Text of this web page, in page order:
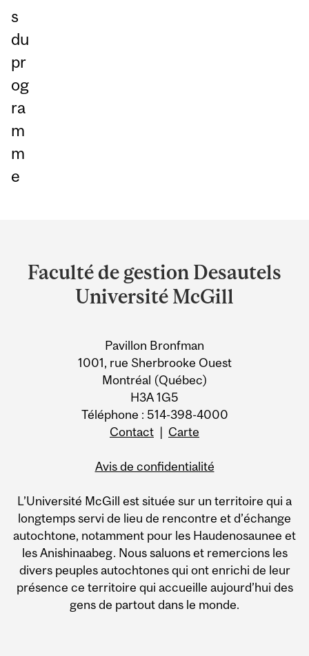
s
du
pr
og
ra
m
m
e
and
University
Faculté de gestion Desautels
Université McGill
Pavillon Bronfman
1001, rue Sherbrooke Ouest
Montréal (Québec)
H3A 1G5
Téléphone : 514-398-4000
Contact | Carte
Avis de confidentialité
L’Université McGill est située sur un territoire qui a
longtemps servi de lieu de rencontre et d’échange
autochtone, notamment pour les Haudenosaunee et
les Anishinaabeg. Nous saluons et remercions les
divers peuples autochtones qui ont enrichi de leur
présence ce territoire qui accueille aujourd’hui des
gens de partout dans le monde.